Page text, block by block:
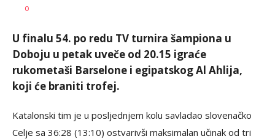
AUTOR
0
U finalu 54. po redu TV turnira šampiona u
Doboju u petak uveče od 20.15 igraće
rukometaši Barselone i egipatskog Al Ahlija,
koji će braniti trofej.
Katalonski tim je u posljednjem kolu savladao slovenačko
Celje sa 36:28 (13:10) ostvarivši maksimalan učinak od tri